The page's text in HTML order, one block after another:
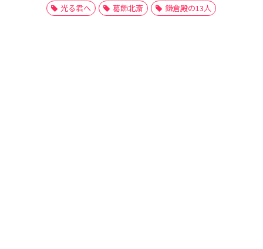
光る君へ
葛飾北斎 鎌倉殿の13人